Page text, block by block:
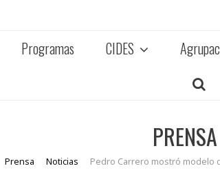
Programas CIDES
PRENSA
Prensa Noticias Pedro Carrero mostró modelo